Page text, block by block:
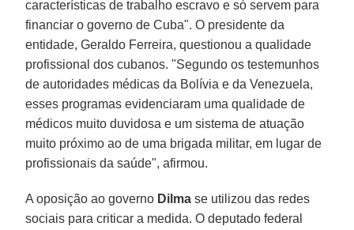
características de trabalho escravo e só servem para
financiar o governo de Cuba". O presidente da
entidade, Geraldo Ferreira, questionou a qualidade
profissional dos cubanos. "Segundo os testemunhos
de autoridades médicas da Bolívia e da Venezuela,
esses programas evidenciaram uma qualidade de
médicos muito duvidosa e um sistema de atuação
muito próximo ao de uma brigada militar, em lugar de
profissionais da saúde", afirmou.
A oposição ao governo Dilma se utilizou das redes
sociais para criticar a medida. O deputado federal